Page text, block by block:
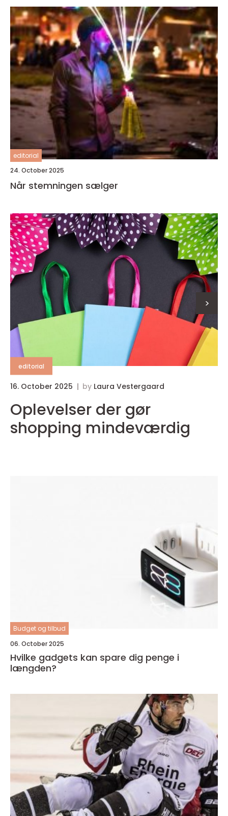
editorial
24. October 2025
Når stemningen sælger
editorial
16. October 2025 by Laura Vestergaard
Oplevelser der gør
shopping mindeværdig
>
Budget og tilbud
06. October 2025
Hvilke gadgets kan spare dig penge i
længden?